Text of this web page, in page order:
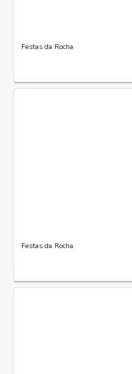
Festas da Rocha
Festas da Rocha